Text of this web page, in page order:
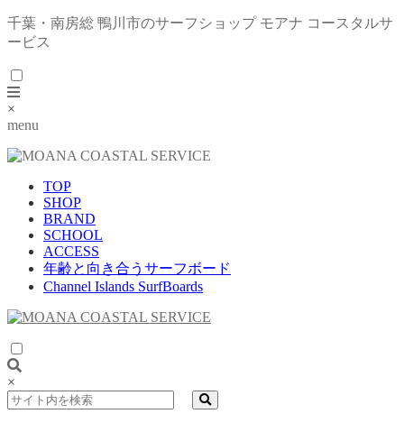
千葉・南房総 鴨川市のサーフショップ モアナ コースタルサ
ービス
×
menu
TOP
SHOP
BRAND
SCHOOL
ACCESS
年齢と向き合うサーフボード
Channel Islands SurfBoards
×